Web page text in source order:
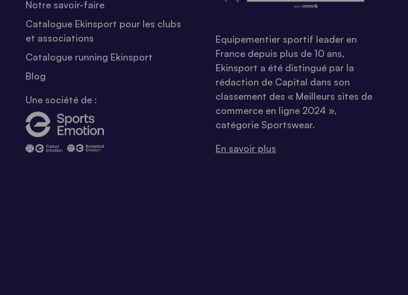
Notre savoir-faire
Catalogue Ekinsport pour les clubs
et associations
Catalogue running Ekinsport
Blog
Une société de :
Equipementier sportif leader en
France depuis plus de 10 ans,
Ekinsport a été distingué par la
rédaction de Capital dans son
classement des « Meilleurs sites de
commerce en ligne 2024 »,
catégorie Sportswear.
En savoir plus